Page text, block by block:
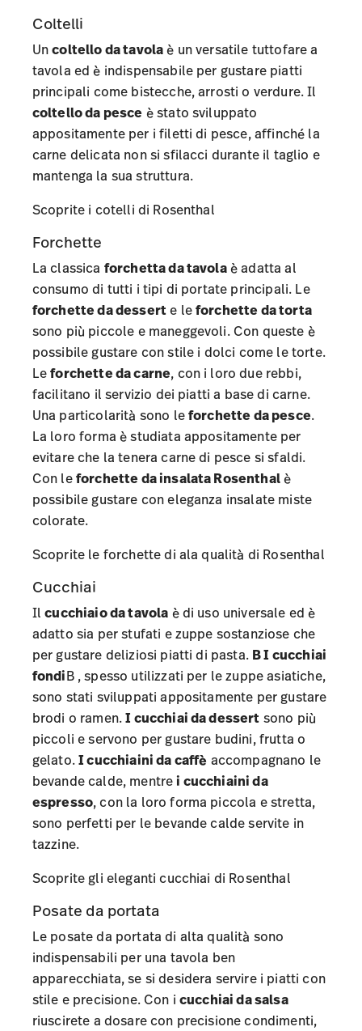
Coltelli
Uncoltello da tavolaè un versatile tuttofare a
tavola ed è indispensabile per gustare piatti
principali come bistecche, arrosti o verdure. Il
coltello da pesce è stato sviluppato
appositamente per i filetti di pesce, affinché la
carne delicata non si sfilacci durante il taglio e
mantenga la sua struttura.
Scoprite i cotelli di Rosenthal
Forchette
La classica forchetta da tavolaè adatta al
consumo di tutti i tipi di portate principali. Le
forchette da desserte leforchette da torta
sono più piccole e maneggevoli. Con queste è
possibile gustare con stile i dolci come le torte.
Leforchette da carne, con i loro due rebbi,
facilitano il servizio dei piatti a base di carne.
Una particolarità sono leforchette da pesce.
La loro forma è studiata appositamente per
evitare che la tenera carne di pesce si sfaldi.
Con leforchette da insalata Rosenthalè
possibile gustare con eleganza insalate miste
colorate.
Scoprite le forchette di ala qualità di Rosenthal
Cucchiai
Ilcucchiaio da tavola è di uso universale ed è
adatto sia per stufati e zuppe sostanziose che
per gustare deliziosi piatti di pasta. B I cucchiai
fondiB , spesso utilizzati per le zuppe asiatiche,
sono stati sviluppati appositamente per gustare
brodi o ramen.I cucchiai da dessert sono più
piccoli e servono per gustare budini, frutta o
gelato.I cucchiaini da caffè accompagnano le
bevande calde, mentrei cucchiaini da
espresso, con la loro forma piccola e stretta,
sono perfetti per le bevande calde servite in
tazzine.
Scoprite gli eleganti cucchiai di Rosenthal
Posate da portata
Le posate da portata di alta qualità sono
indispensabili per una tavola ben
apparecchiata, se si desidera servire i piatti con
stile e precisione. Con i cucchiai da salsa
riuscirete a dosare con precisione condimenti,